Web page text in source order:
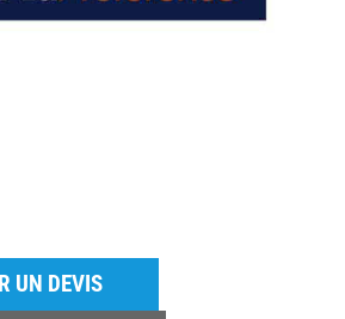
UN DEVIS